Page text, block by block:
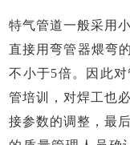
特气管道一般采用
直接用弯管器煨弯
不小于5倍。因此
管培训，对焊工也
接参数的调整，最